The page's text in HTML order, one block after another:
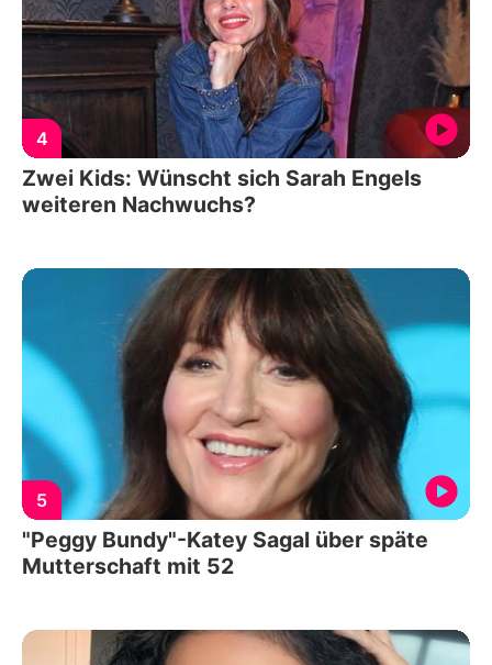
4
Zwei Kids: Wünscht sich Sarah Engels
weiteren Nachwuchs?
5
"Peggy Bundy"-Katey Sagal über späte
Mutterschaft mit 52